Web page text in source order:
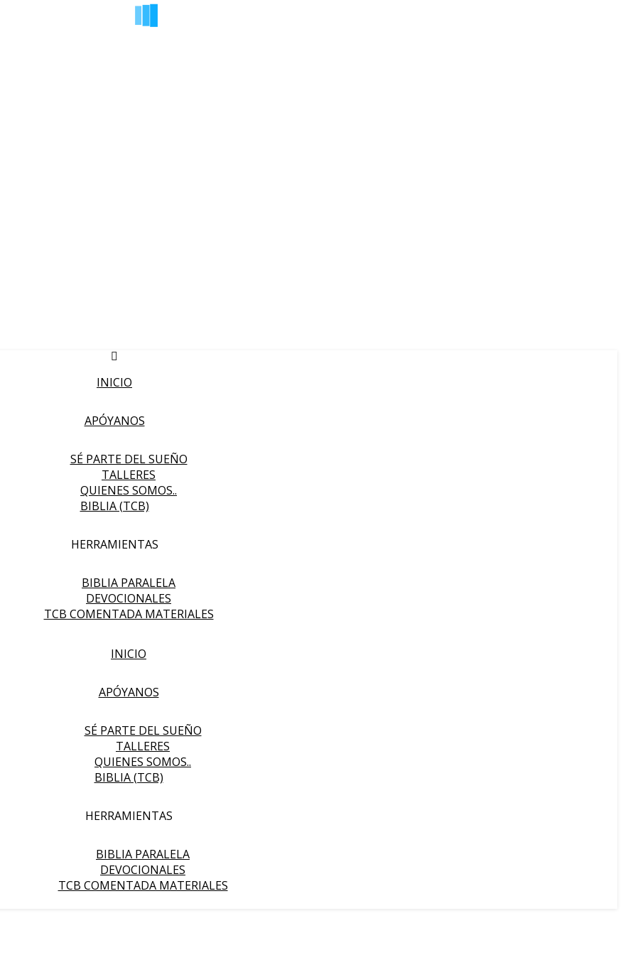
INICIO
APÓYANOS
SÉ PARTE DEL SUEÑO
TALLERES
QUIENES SOMOS..
BIBLIA (TCB)
HERRAMIENTAS
BIBLIA PARALELA
DEVOCIONALES
TCB COMENTADA MATERIALES
INICIO
APÓYANOS
SÉ PARTE DEL SUEÑO
TALLERES
QUIENES SOMOS..
BIBLIA (TCB)
HERRAMIENTAS
BIBLIA PARALELA
DEVOCIONALES
TCB COMENTADA MATERIALES